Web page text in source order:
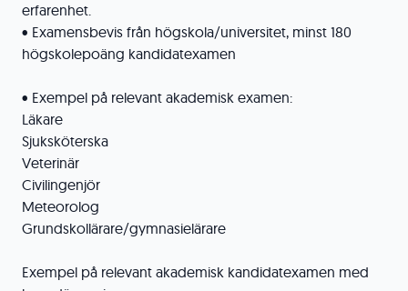
erfarenhet.
• Examensbevis från högskola/universitet, minst 180
högskolepoäng kandidatexamen
• Exempel på relevant akademisk examen:
Läkare
Sjuksköterska
Veterinär
Civilingenjör
Meteorolog
Grundskollärare/gymnasielärare
Exempel på relevant akademisk kandidatexamen med